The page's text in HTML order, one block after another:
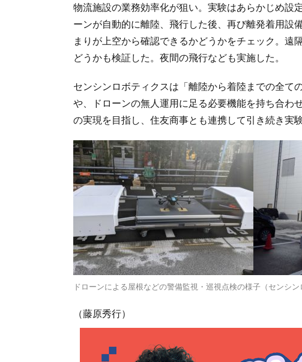
物流施設の業務効率化が狙い。実験はあらかじめ設
ーンが自動的に離陸、飛行した後、再び離発着用設
まりが上空から確認できるかどうかをチェック。
どうかも検証した。夜間の飛行なども実施した。
センシンロボティクスは「離陸から着陸までの全て
や、ドローンの無人運用に足る必要機能を持ち合わ
の実現を目指し、住友商事とも連携して引き続き実
ドローンによる屋根などの警備監視・巡視点検の様子（センシ
（藤原秀行）